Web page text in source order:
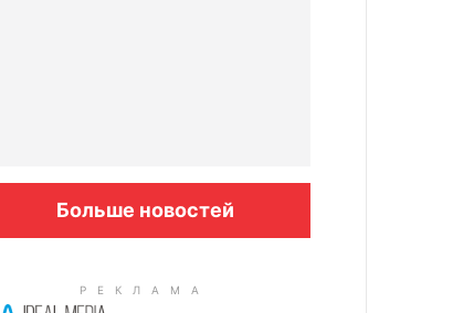
Больше новостей